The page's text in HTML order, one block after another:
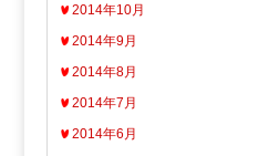
2014年10月
2014年9月
2014年8月
2014年7月
2014年6月